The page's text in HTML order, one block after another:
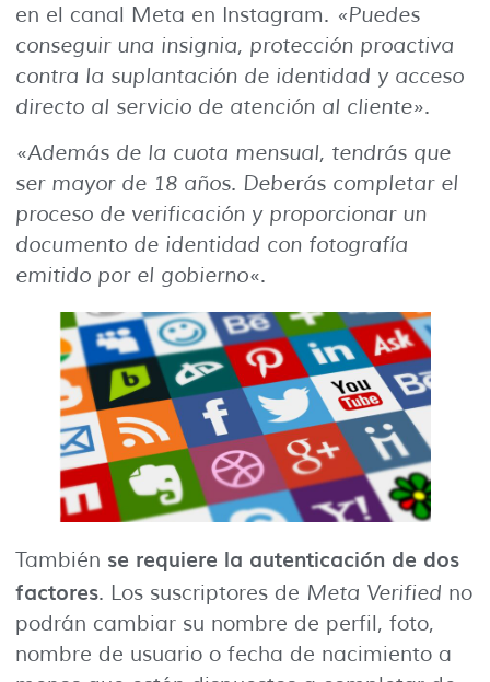
en el canal Meta en Instagram. «Puedes
conseguir una insignia, protección proactiva
contra la suplantación de identidad y acceso
directo al servicio de atención al cliente».
«Además de la cuota mensual, tendrás que
ser mayor de 18 años. Deberás completar el
proceso de verificación y proporcionar un
documento de identidad con fotografía
emitido por el gobierno«.
También se requiere la autenticación de dos
factores. Los suscriptores de Meta Verified no
podrán cambiar su nombre de perfil, foto,
nombre de usuario o fecha de nacimiento a